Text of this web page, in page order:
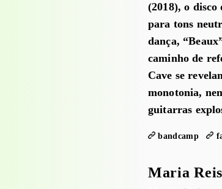
(2018), o disco
para tons
dança,
caminho de
Cave se
monotonia,
guitarras
bandcamp
Maria Reis